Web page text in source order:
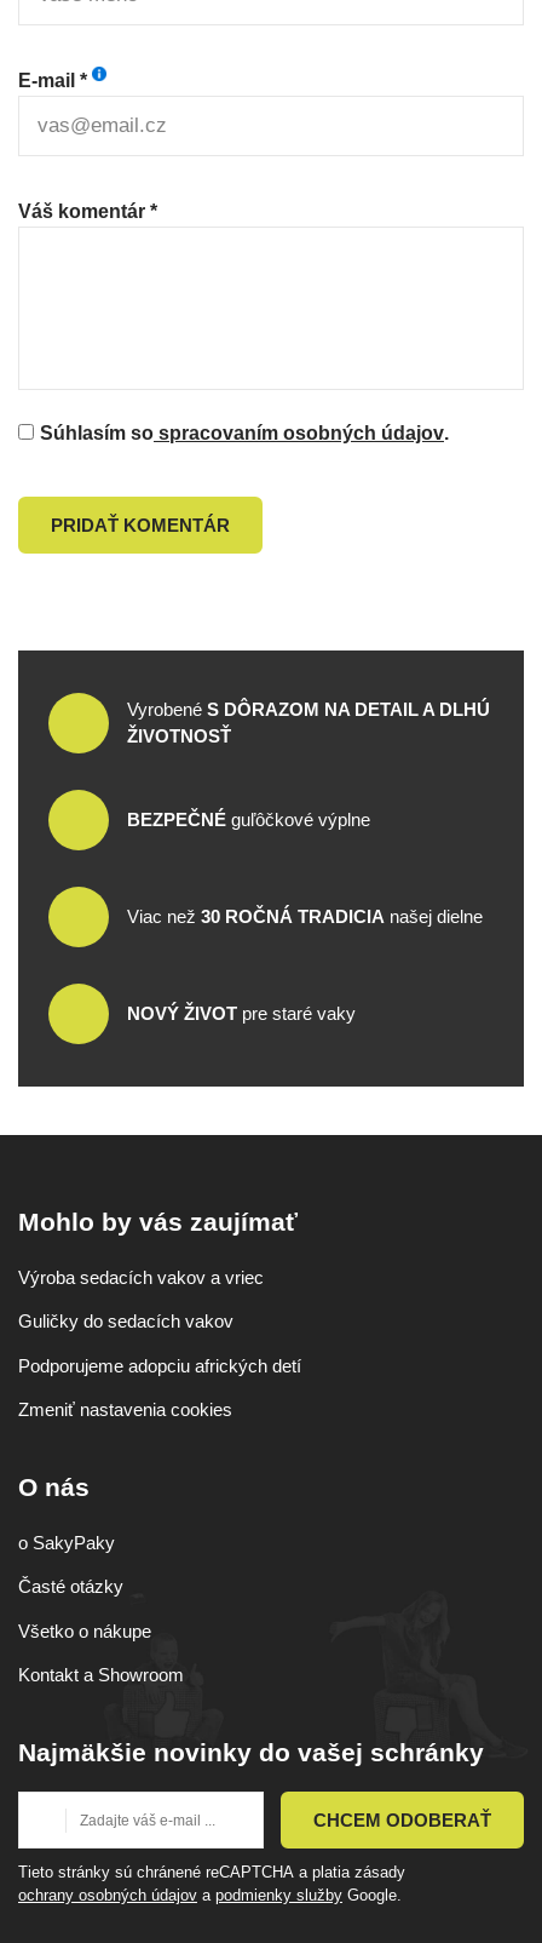
E-mail *
Váš komentár *
Súhlasím so spracovaním osobných údajov.
PRIDAŤ KOMENTÁR
Vyrobené S DÔRAZOM NA DETAIL A DLHÚ
ŽIVOTNOSŤ
BEZPEČNÉ guľôčkové výplne
Viac než 30 ROČNÁ TRADICIA našej dielne
NOVÝ ŽIVOT pre staré vaky
Mohlo by vás zaujímať
Výroba sedacích vakov a vriec
Guličky do sedacích vakov
Podporujeme adopciu afrických detí
Zmeniť nastavenia cookies
O nás
o SakyPaky
Časté otázky
Všetko o nákupe
Kontakt a Showroom
Najmäkšie novinky do vašej schránky
CHCEM ODOBERAŤ
Tieto stránky sú chránené reCAPTCHA a platia zásady
ochrany osobných údajov a podmienky služby Google.